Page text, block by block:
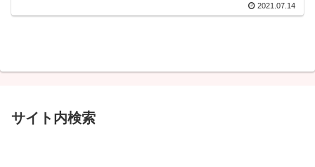
2021.07.14
サイト内検索